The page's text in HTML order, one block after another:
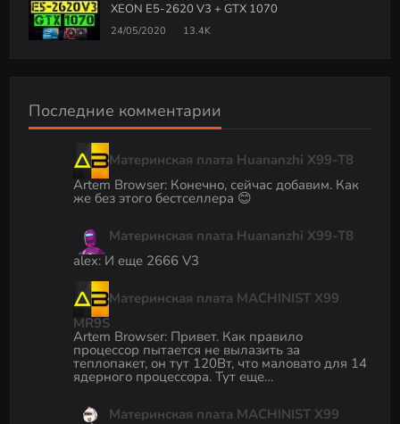
XEON E5-2620 V3 + GTX 1070
24/05/2020 13.4K
Последние комментарии
Материнская плата Huananzhi X99-T8
Artem Browser: Конечно, сейчас добавим. Как
же без этого бестселлера 😊
Материнская плата Huananzhi X99-T8
alex: И еще 2666 V3
Материнская плата MACHINIST X99
MR9S
Artem Browser: Привет. Как правило
процессор пытается не вылазить за
теплопакет, он тут 120Вт, что маловато для 14
ядерного процессора. Тут еще…
Материнская плата MACHINIST X99